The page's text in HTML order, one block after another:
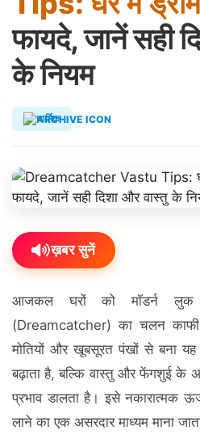
फायदे, जानें सही
के नियम
धार्मिक
ख़बर सुनें
आजकल घरों को मॉडर्न
(Dreamcatcher) का चलन काफी
मोतियों और खूबसूरत पंखों से बना
बढ़ाता है, बल्कि वास्तु और फेंगशुई के
प्रभाव डालता है। इसे नकारात्मक
लाने का एक असरदार माध्यम माना